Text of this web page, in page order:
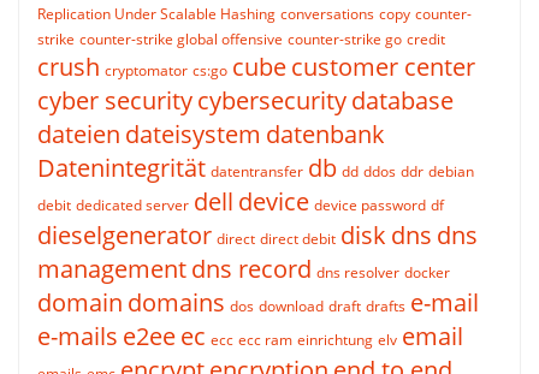
Replication Under Scalable Hashing conversations copy counter-
strike counter-strike global offensive counter-strike go credit
crush cryptomator cs:go cubecustomer center
cyber securitycybersecuritydatabase
dateien dateisystem datenbank
Datenintegrität datentransfer db dd ddos ddr debian
debit dedicated server dell device device password df
dieselgenerator direct direct debit disk dns dns
managementdns record dns resolver docker
domain domains dos download draft drafts e-mail
e-mails e2eeec ecc ecc ram einrichtung elv email